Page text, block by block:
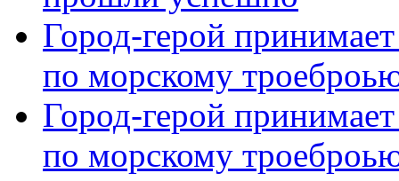
Город-герой
по морскому
Город-герой
по морскому